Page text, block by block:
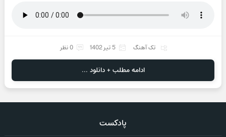
تک آهنگ 5 تیر 1402 0 نظر
ادامه مطلب + دانلود ...
پادکست